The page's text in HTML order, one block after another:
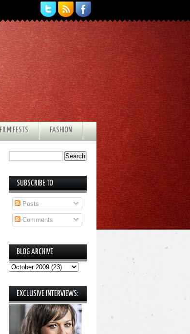
FILM FESTS FASHION
SUBSCRIBE TO
Posts
Comments
BLOG ARCHIVE
EXCLUSIVE INTERVIEWS: